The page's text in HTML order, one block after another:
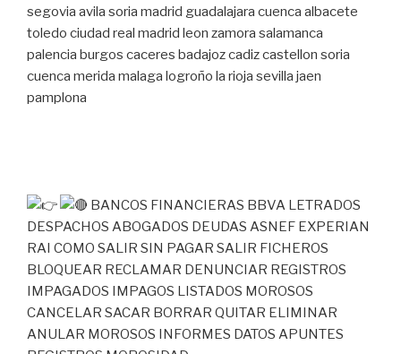
segovia avila soria madrid guadalajara cuenca albacete
toledo ciudad real madrid leon zamora salamanca
palencia burgos caceres badajoz cadiz castellon soria
cuenca merida malaga logroño la rioja sevilla jaen
pamplona
BANCOS FINANCIERAS BBVA LETRADOS
DESPACHOS ABOGADOS DEUDAS ASNEF EXPERIAN
RAI COMO SALIR SIN PAGAR SALIR FICHEROS
BLOQUEAR RECLAMAR DENUNCIAR REGISTROS
IMPAGADOS IMPAGOS LISTADOS MOROSOS
CANCELAR SACAR BORRAR QUITAR ELIMINAR
ANULAR MOROSOS INFORMES DATOS APUNTES